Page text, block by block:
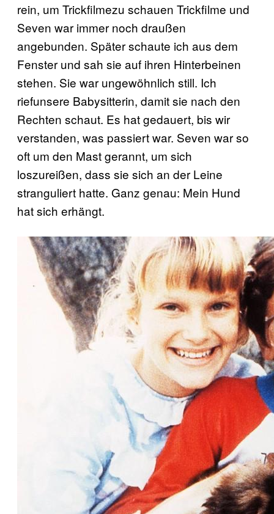
rein, um Trickfilmezu schauen Trickfilme und
Seven war immer noch draußen
angebunden. Später schaute ich aus dem
Fenster und sah sie auf ihren Hinterbeinen
stehen. Sie war ungewöhnlich still. Ich
riefunsere Babysitterin, damit sie nach den
Rechten schaut. Es hat gedauert, bis wir
verstanden, was passiert war. Seven war so
oft um den Mast gerannt, um sich
loszureißen, dass sie sich an der Leine
stranguliert hatte. Ganz genau: Mein Hund
hat sich erhängt.